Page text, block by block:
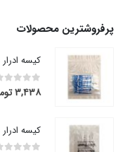
پرفروشترین محصولات
کیسه
0
out of 5
۳,۴۳۸
کیسه ادرار